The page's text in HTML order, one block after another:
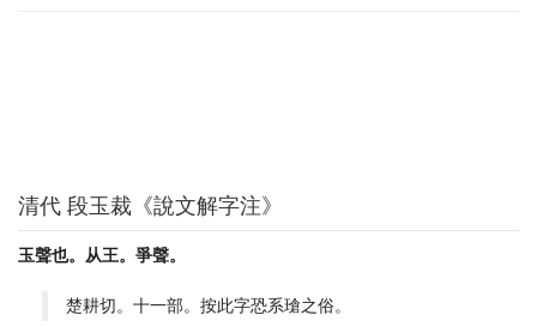
清代 段玉裁《說文解字注》
玉聲也。从王。爭聲。
楚耕切。十一部。按此字恐系瑲之俗。